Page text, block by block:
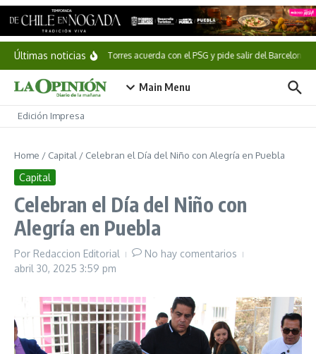
Saltar al contenido
Últimas noticiasFerran Torres acuerda con el PSG y pide salir del Barcelona
Main Menu
Edición Impresa
Home / Capital / Celebran el Día del Niño con Alegría en Puebla
Capital
Celebran el Día del Niño con
Alegría en Puebla
Por Redaccion Editorial
No hay comentarios
abril 30, 2025 3:59 pm